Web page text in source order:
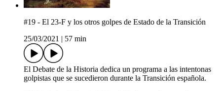
#19 - El 23-F y los otros golpes de Estado de la Transición
25/03/2021
57 min
El Debate de la Historia dedica un programa a las intentonas
golpistas que se sucedieron durante la Transición española.